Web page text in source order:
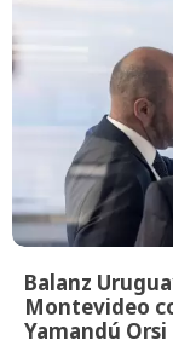
Balanz
Montevideo
Yamandú Orsi